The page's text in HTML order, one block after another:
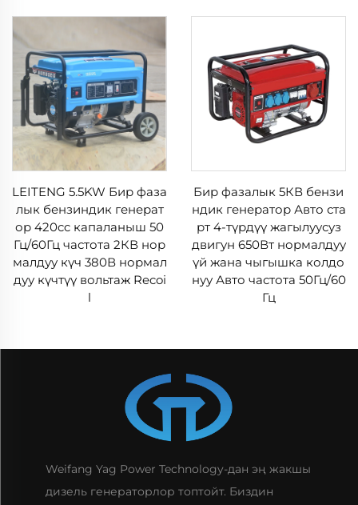
LEITENG 5.5KW Бир фаза
лык бензиндик генерат
ор 420cc капаланыш 50
Гц/60Гц частота 2КВ нор
малдуу күч 380В нормал
дуу күчтүү вольтаж Recoi
l
Бир фазалык 5КВ бензи
ндик генератор Авто ста
рт 4-түрдүү жагылуусуз
двигун 650Вт нормалдуу
үй жана чыгышка колдо
нуу Авто частота 50Гц/60
Гц
Weifang Yag Power Technology-дан эң жакшы
дизель генераторлор топтойт. Биздин